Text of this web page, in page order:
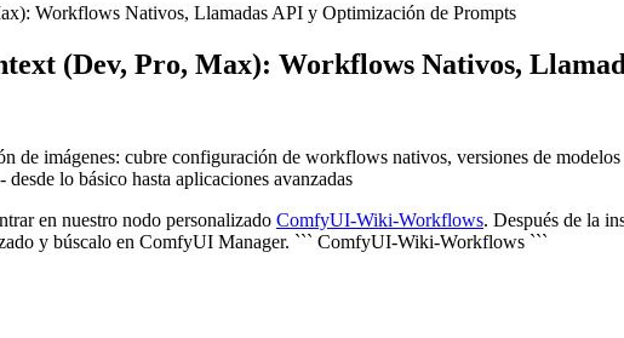
Workflows Nativos, Llamadas API y Optimización de Prompts
(Dev, Pro, Max): Workflows Nativos,
imágenes: cubre configuración de workflows nativos, versiones de
lo básico hasta aplicaciones avanzadas
en nuestro nodo personalizado ComfyUI-Wiki-Workflows. Después de la
y búscalo en ComfyUI Manager. ``` ComfyUI-Wiki-Workflows ```